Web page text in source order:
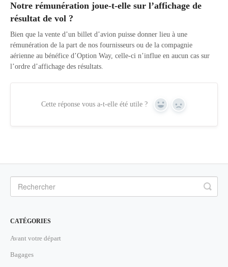
Notre rémunération joue-t-elle sur l’affichage de
résultat de vol ?
Bien que la vente d’un billet d’avion puisse donner lieu à une
rémunération de la part de nos fournisseurs ou de la compagnie
aérienne au bénéfice d’Option Way, celle-ci n’influe en aucun cas sur
l’ordre d’affichage des résultats.
Cette réponse vous a-t-elle été utile ?
Yes No
CATÉGORIES
Avant votre départ
Bagages